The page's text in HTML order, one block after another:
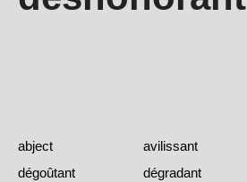
abject
avilissant
dégoûtant
dégradant